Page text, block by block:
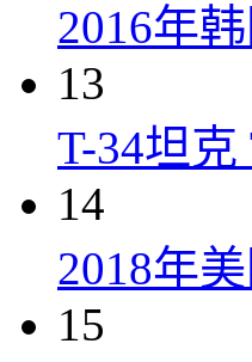
2016年
13
T-34坦克
14
2018年
15